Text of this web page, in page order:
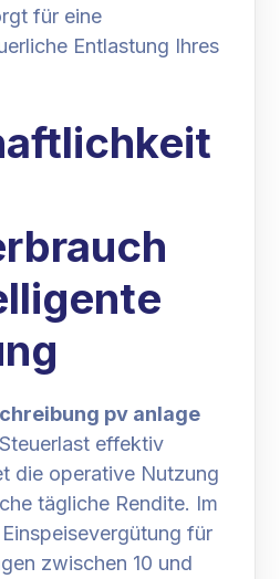
für eine
Entlastung Ihres
pv anlage
effektiv
die operative Nutzung
tägliche Rendite. Im
für
zwischen 10 und